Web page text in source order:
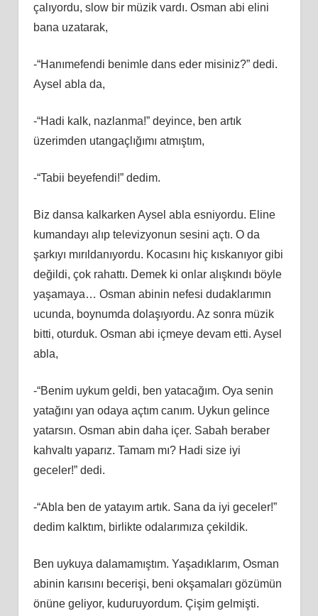
çalıyordu, slow bir müzik vardı. Osman abi elini
bana uzatarak,
-“Hanımefendi benimle dans eder misiniz?” dedi.
Aysel abla da,
-“Hadi kalk, nazlanma!” deyince, ben artık
üzerimden utangaçlığımı atmıştım,
-“Tabii beyefendi!” dedim.
Biz dansa kalkarken Aysel abla esniyordu. Eline
kumandayı alıp televizyonun sesini açtı. O da
şarkıyı mırıldanıyordu. Kocasını hiç kıskanıyor gibi
değildi, çok rahattı. Demek ki onlar alışkındı böyle
yaşamaya… Osman abinin nefesi dudaklarımın
ucunda, boynumda dolaşıyordu. Az sonra müzik
bitti, oturduk. Osman abi içmeye devam etti. Aysel
abla,
-“Benim uykum geldi, ben yatacağım. Oya senin
yatağını yan odaya açtım canım. Uykun gelince
yatarsın. Osman abin daha içer. Sabah beraber
kahvaltı yaparız. Tamam mı? Hadi size iyi
geceler!” dedi.
-“Abla ben de yatayım artık. Sana da iyi geceler!”
dedim kalktım, birlikte odalarımıza çekildik.
Ben uykuya dalamamıştım. Yaşadıklarım, Osman
abinin karısını becerişi, beni okşamaları gözümün
önüne geliyor, kuduruyordum. Çişim gelmişti.